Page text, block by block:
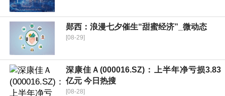
郧西：浪漫七夕催生“甜蜜经济”_微动态
[08-29]
深康佳Ａ(000016.SZ)：上半年净亏损3.83
亿元 今日热搜
[08-28]